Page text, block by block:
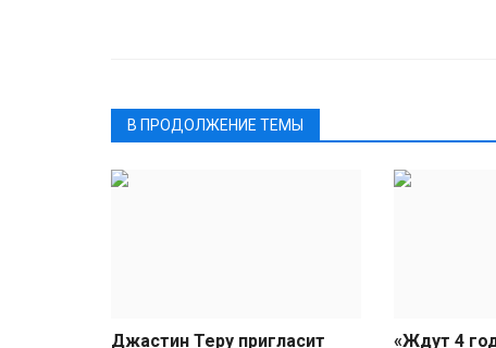
В ПРОДОЛЖЕНИЕ ТЕМЫ
Джастин Теру пригласит
«Ждут 4